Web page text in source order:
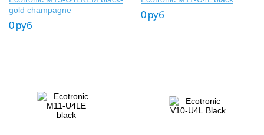
gold champagne
0 руб
0 руб